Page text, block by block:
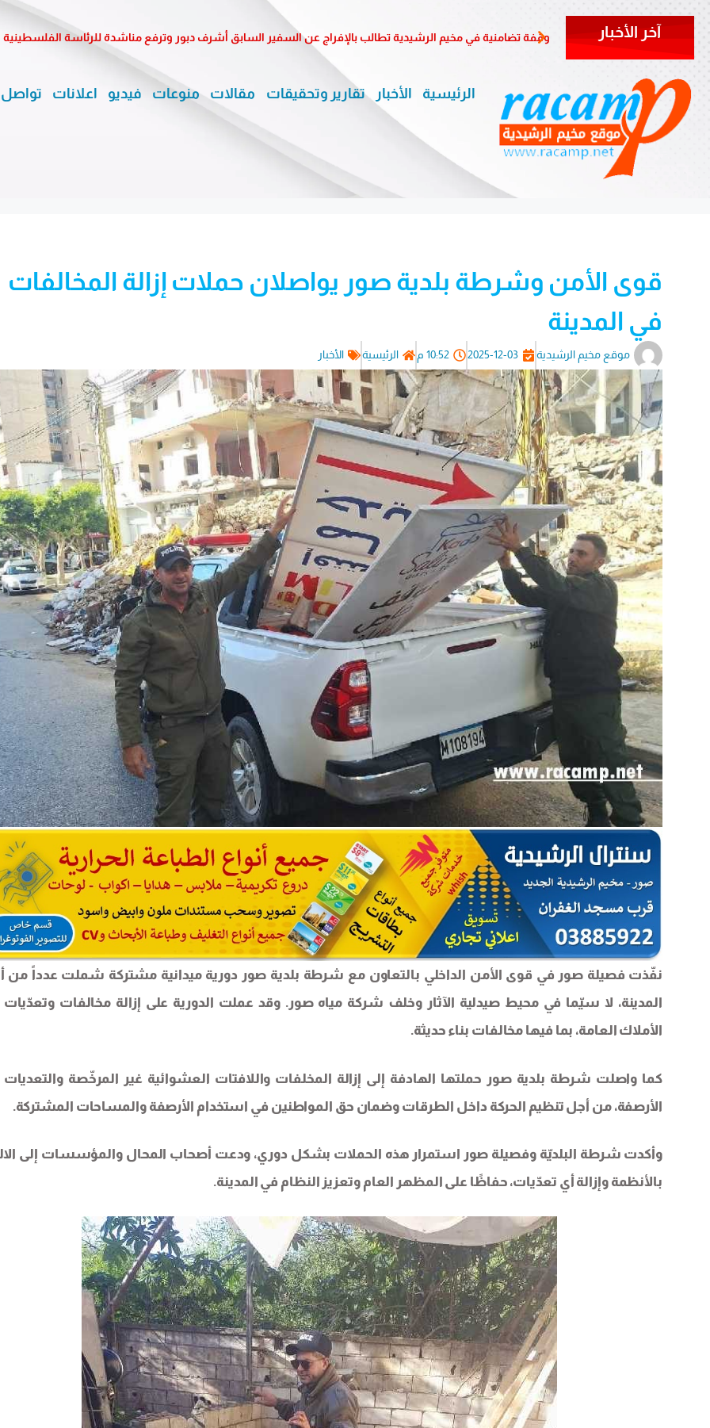
آخر الأخبار وقفة تضامنية في مخيم الرشيدية تطالب بالإفراج عن السفير السابق أشرف دبور وترفع مناشدة للرئاسة الفلسطينية
الرئيسية الأخبار تقارير وتحقيقات مقالات منوعات فيديو اعلانات تواصل
قوى الأمن وشرطة بلدية صور يواصلان حملات إزالة المخالفات
في المدينة
موقع مخيم الرشيدية 2025-12-03 10:52 م الرئيسية الأخبار
نفّذت فصيلة صور في قوى الأمن الداخلي بالتعاون مع شرطة بلدية صور دورية ميدانية مشتركة شملت عدداً من
المدينة، لا سيّما في محيط صيدلية الآثار وخلف شركة مياه صور. وقد عملت الدورية على إزالة مخالفات
الأملاك العامة، بما فيها مخالفات بناء حديثة.
كما واصلت شرطة بلدية صور حملتها الهادفة إلى إزالة المخلفات واللافتات العشوائية غير المرخّصة
الأرصفة، من أجل تنظيم الحركة داخل الطرقات وضمان حق المواطنين في استخدام الأرصفة والمساحات المشتركة.
وأكدت شرطة البلديّة وفصيلة صور استمرار هذه الحملات بشكل دوري، ودعت أصحاب المحال والمؤسسات إلى
بالأنظمة وإزالة أي تعدّيات، حفاظًا على المظهر العام وتعزيز النظام في المدينة.